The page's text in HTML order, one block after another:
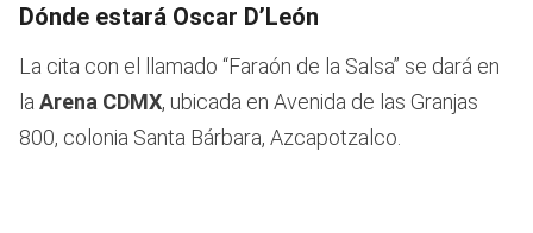
Dónde estará Oscar D’León
La cita con el llamado “Faraón de la Salsa” se dará en
la Arena CDMX, ubicada en Avenida de las Granjas
800, colonia Santa Bárbara, Azcapotzalco.